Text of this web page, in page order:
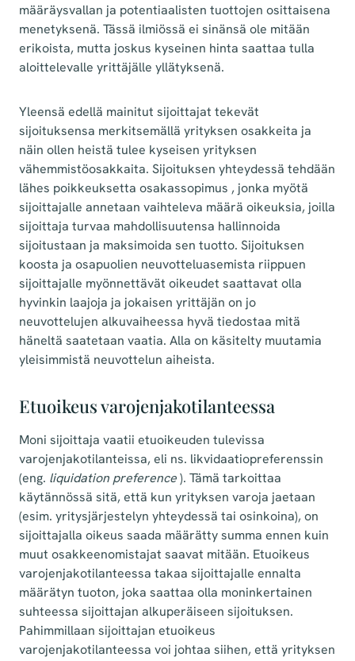
määräysvallan ja potentiaalisten tuottojen osittaisena
menetyksenä. Tässä ilmiössä ei sinänsä ole mitään
erikoista, mutta joskus kyseinen hinta saattaa tulla
aloittelevalle yrittäjälle yllätyksenä.
Yleensä edellä mainitut sijoittajat tekevät
sijoituksensa merkitsemällä yrityksen osakkeita ja
näin ollen heistä tulee kyseisen yrityksen
vähemmistöosakkaita. Sijoituksen yhteydessä tehdään
lähes poikkeuksetta osakassopimus , jonka myötä
sijoittajalle annetaan vaihteleva määrä oikeuksia, joilla
sijoittaja turvaa mahdollisuutensa hallinnoida
sijoitustaan ja maksimoida sen tuotto. Sijoituksen
koosta ja osapuolien neuvotteluasemista riippuen
sijoittajalle myönnettävät oikeudet saattavat olla
hyvinkin laajoja ja jokaisen yrittäjän on jo
neuvottelujen alkuvaiheessa hyvä tiedostaa mitä
häneltä saatetaan vaatia. Alla on käsitelty muutamia
yleisimmistä neuvottelun aiheista.
Etuoikeus varojenjakotilanteessa
Moni sijoittaja vaatii etuoikeuden tulevissa
varojenjakotilanteissa, eli ns. likvidaatiopreferenssin
(eng. liquidation preference). Tämä tarkoittaa
käytännössä sitä, että kun yrityksen varoja jaetaan
(esim. yritysjärjestelyn yhteydessä tai osinkoina), on
sijoittajalla oikeus saada määrätty summa ennen kuin
muut osakkeenomistajat saavat mitään. Etuoikeus
varojenjakotilanteessa takaa sijoittajalle ennalta
määrätyn tuoton, joka saattaa olla moninkertainen
suhteessa sijoittajan alkuperäiseen sijoituksen.
Pahimmillaan sijoittajan etuoikeus
varojenjakotilanteessa voi johtaa siihen, että yrityksen